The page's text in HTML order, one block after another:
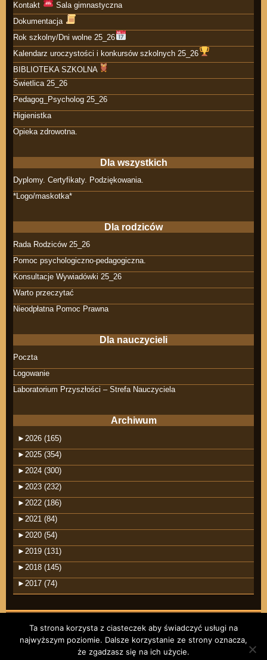
Kontakt
Sala gimnastyczna
Dokumentacja
Rok szkolny/Dni wolne 25_26
Kalendarz uroczystości i konkursów szkolnych 25_26
BIBLIOTEKA SZKOLNA
Świetlica 25_26
Pedagog_Psycholog 25_26
Higienistka
Opieka zdrowotna.
Dla wszystkich
Dyplomy. Certyfikaty. Podziękowania.
*Logo/maskotka*
Dla rodziców
Rada Rodziców 25_26
Pomoc psychologiczno-pedagogiczna.
Konsultacje Wywiadówki 25_26
Warto przeczytać
Nieodpłatna Pomoc Prawna
Dla nauczycieli
Poczta
Logowanie
Laboratorium Przyszłości – Strefa Nauczyciela
Archiwum
► 2026 (165)
► 2025 (354)
► 2024 (300)
► 2023 (232)
► 2022 (186)
► 2021 (84)
► 2020 (54)
► 2019 (131)
► 2018 (145)
► 2017 (74)
©2026 raindrops
Wpisy RSS
Ta strona korzysta z ciasteczek aby świadczyć usługi na
najwyższym poziomie. Dalsze korzystanie ze strony oznacza,
że zgadzasz się na ich użycie.